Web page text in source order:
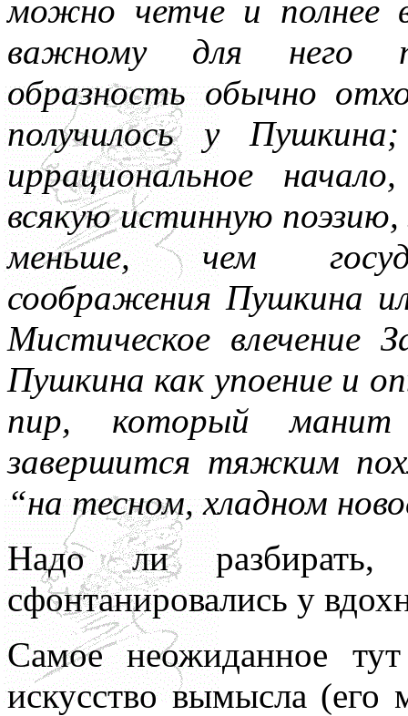
можно четче и полнее
важному для него
образность обычно
получилось у
иррациональное
всякую истинную поэзию,
меньше, чем
соображения Пушкина
Мистическое влечение
Пушкина как упоение и
пир, который
завершится тяжким
“на тесном, хладном
Надо ли
сфонтанировались у
Самое неожиданное
искусство вымысла